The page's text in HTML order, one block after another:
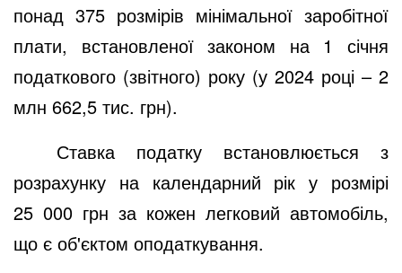
понад 375 розмірів мінімальної заробітної
плати, встановленої законом на 1 січня
податкового (звітного) року (у 2024 році – 2
млн 662,5 тис. грн).
Ставка податку встановлюється з
розрахунку на календарний рік у розмірі
25 000 грн за кожен легковий автомобіль,
що є об'єктом оподаткування.